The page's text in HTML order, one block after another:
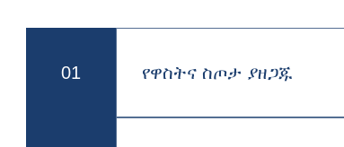
01 የዋስትና ስጦታ ያዘጋጁ
የአክሲዮን ስጦታዎች በጣም ጥሩ የበጎ